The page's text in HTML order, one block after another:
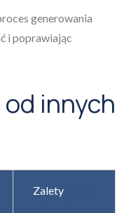
generowania
i poprawiając
innych
Zalety